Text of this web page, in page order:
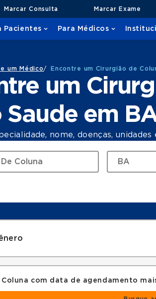
Marcar Consulta Marcar Exame
Pacientes Para Médicos
um Médico/ Encontre um Cirurgião de
um
Saude em
nome, doenças,
com data de agendamento